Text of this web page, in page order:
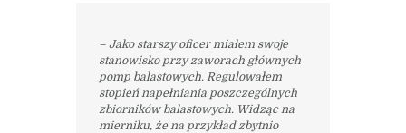
– Jako starszy oficer miałem swoje
stanowisko przy zaworach głównych
pomp balastowych. Regulowałem
stopień napełniania poszczególnych
zbiorników balastowych. Widząc na
mierniku, że na przykład zbytnio